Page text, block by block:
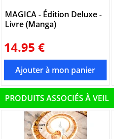
MAGICA - Édition Deluxe -
Livre (Manga)
14.95 €
PRODUITS ASSOCIÉS À VEIL